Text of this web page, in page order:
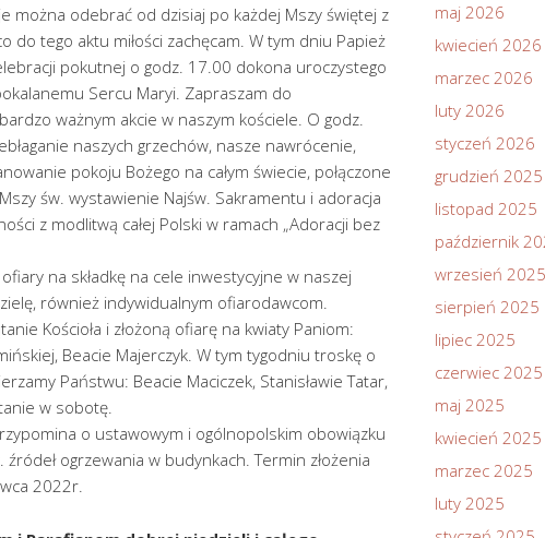
można odebrać od dzisiaj po każdej Mszy świętej z
do tego aktu miłości zachęcam. W tym dniu Papież
pokutnej o godz. 17.00 dokona uroczystego
Sercu Maryi. Zapraszam do
ważnym akcie w naszym kościele. O godz.
naszych grzechów, nasze nawrócenie,
pokoju Bożego na całym świecie, połączone
św. wystawienie Najśw. Sakramentu i adoracja
z modlitwą całej Polski w ramach „Adoracji bez
ofiary na składkę na cele inwestycyjne w naszej
również indywidualnym ofiarodawcom.
Kościoła i złożoną ofiarę na kwiaty Paniom:
Beacie Majerczyk. W tym tygodniu troskę o
Państwu: Beacie Maciczek, Stanisławie Tatar,
w sobotę.
o ustawowym i ogólnopolskim obowiązku
źródeł ogrzewania w budynkach. Termin złożenia
2022r.
maj 2026
kwiecień 2026
marzec 2026
luty 2026
styczeń 2026
grudzień 2025
listopad 2025
październik
wrzesień 2025
sierpień 2025
lipiec 2025
czerwiec 2025
maj 2025
kwiecień 2025
marzec 2025
luty 2025